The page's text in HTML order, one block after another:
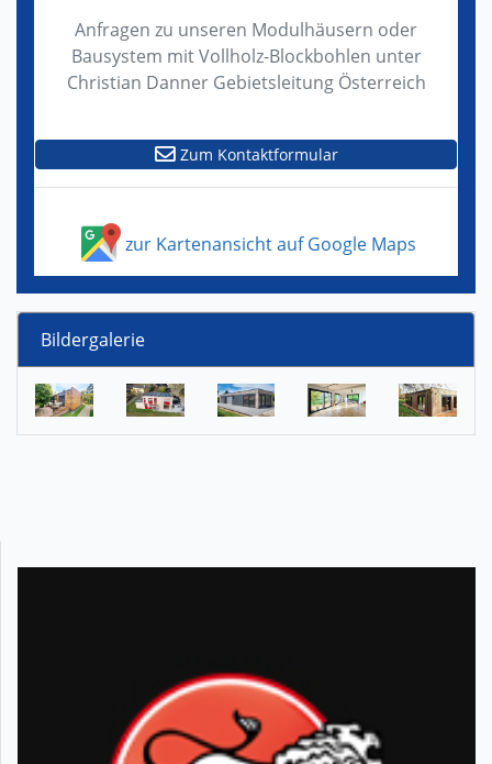
Anfragen zu unseren Modulhäusern oder
Bausystem mit Vollholz-Blockbohlen unter
Christian Danner Gebietsleitung Österreich
Zum Kontaktformular
zur Kartenansicht auf Google Maps
Bildergalerie